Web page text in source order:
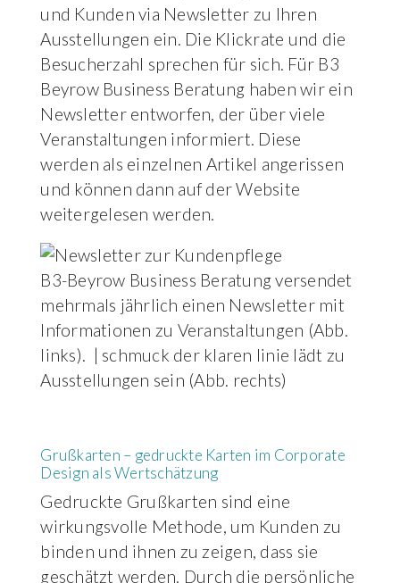
und Kunden via Newsletter zu Ihren
Ausstellungen ein. Die Klickrate und die
Besucherzahl sprechen für sich. Für B3
Beyrow Business Beratung haben wir ein
Newsletter entworfen, der über viele
Veranstaltungen informiert. Diese
werden als einzelnen Artikel angerissen
und können dann auf der Website
weitergelesen werden.
B3-Beyrow Business Beratung versendet
mehrmals jährlich einen Newsletter mit
Informationen zu Veranstaltungen (Abb.
links). | schmuck der klaren linie lädt zu
Ausstellungen sein (Abb. rechts)
Grußkarten – gedruckte Karten im Corporate
Design als Wertschätzung
Gedruckte Grußkarten sind eine
wirkungsvolle Methode, um Kunden zu
binden und ihnen zu zeigen, dass sie
geschätzt werden. Durch die persönliche